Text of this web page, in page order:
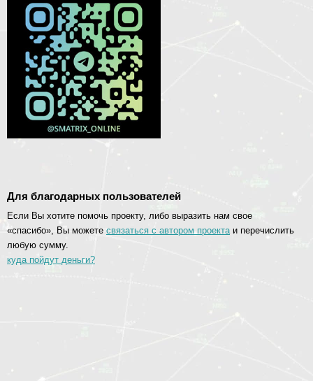
Для благодарных пользователей
Если Вы хотите помочь проекту, либо выразить нам свое
«спасибо», Вы можете связаться с автором проекта и перечислить
любую сумму.
куда пойдут деньги?